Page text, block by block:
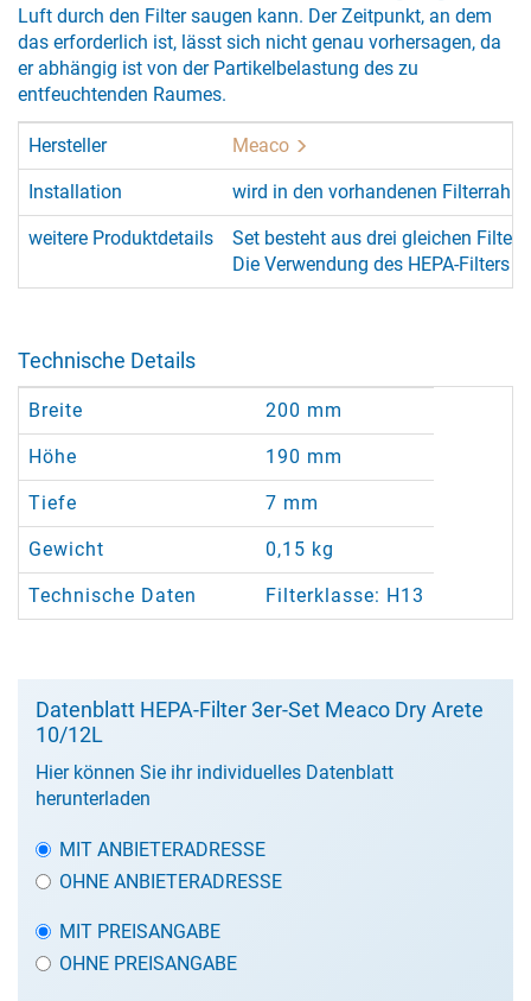
Luft durch den Filter saugen kann. Der Zeitpunkt, an dem
das erforderlich ist, lässt sich nicht genau vorhersagen, da
er abhängig ist von der Partikelbelastung des zu
entfeuchtenden Raumes.
Hersteller Meaco
Installation wird in den vorhandenen
weitere Produktdetails
Set besteht aus drei gleichen Filtern
Die Verwendung des HEPA-Filters
Technische Details
Breite 200 mm
Höhe 190 mm
Tiefe 7 mm
Gewicht 0,15 kg
Technische Daten Filterklasse: H13
Datenblatt HEPA-Filter 3er-Set Meaco Dry Arete
10/12L
Hier können Sie ihr individuelles Datenblatt
herunterladen
MIT ANBIETERADRESSE
OHNE ANBIETERADRESSE
MIT PREISANGABE
OHNE PREISANGABE